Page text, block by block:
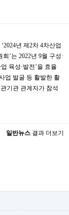
년 제2차 4차산업
’는 2022년 9월 구성·
육성·발전’을 효율
업 발굴 등 활발한 활
기관 관계자가 참석
일반뉴스 결과 더보기